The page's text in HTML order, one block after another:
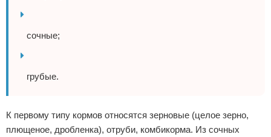
сочные;
грубые.
К первому типу кормов относятся зерновые (целое зерно,
плющеное, дробленка), отруби, комбикорма. Из сочных